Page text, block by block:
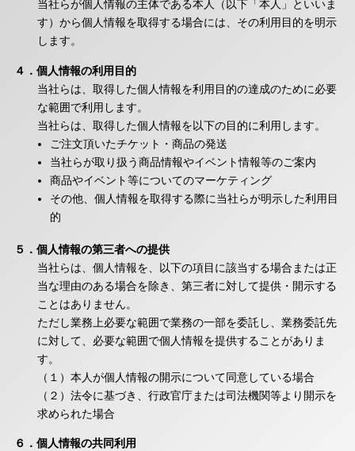
当社らが個人情報の主体である本人（以下「本人」といいま
す）から個人情報を取得する場合には、その利用目的を明示
します。
４．個人情報の利用目的
当社らは、取得した個人情報を利用目的の達成のために必要
な範囲で利用します。
当社らは、取得した個人情報を以下の目的に利用します。
ご注文頂いたチケット・商品の発送
当社らが取り扱う商品情報やイベント情報等のご案内
商品やイベント等についてのマーケティング
その他、個人情報を取得する際に当社らが明示した利用目
的
５．個人情報の第三者への提供
当社らは、個人情報を、以下の項目に該当する場合または正
当な理由のある場合を除き、第三者に対して提供・開示する
ことはありません。
ただし業務上必要な範囲で業務の一部を委託し、業務委託先
に対して、必要な範囲で個人情報を提供することがありま
す。
（１）本人が個人情報の開示について同意している場合
（２）法令に基づき、行政官庁または司法機関等より開示を
求められた場合
６．個人情報の共同利用